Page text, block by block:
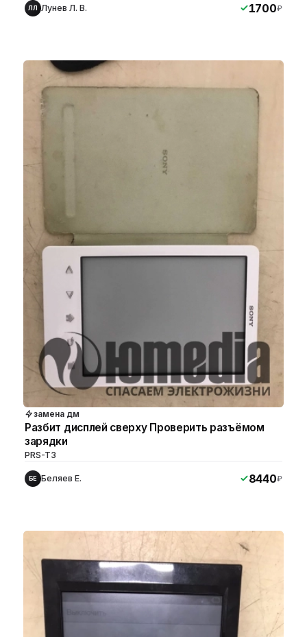
ЛЛ Лунев Л. В. 1700₽
замена дм
Разбит дисплей сверху Проверить разъёмом
зарядки
PRS-T3
БЕ Беляев Е. 8440₽